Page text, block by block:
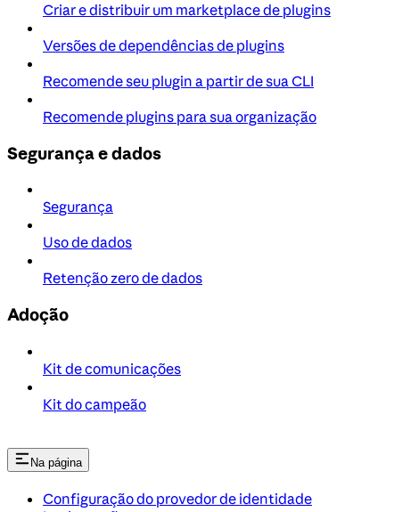
Criar e distribuir um marketplace de plugins
Versões de dependências de plugins
Recomende seu plugin a partir de sua CLI
Recomende plugins para sua organização
Segurança e dados
Segurança
Uso de dados
Retenção zero de dados
Adoção
Kit de comunicações
Kit do campeão
Na página
Configuração do provedor de identidade